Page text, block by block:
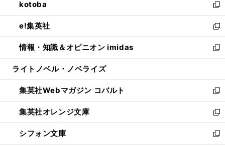
く
で
開
く
ド
ウ
で
開
く
ィ
ン
ド
ウ
で
開
い
ウ
ィ
ン
ド
ウ
開
く
kotoba
新
し
い
ウ
ィ
ン
ウ
で
開
く
e!集英社
新
し
い
ウ
ン
ド
ウ
で
開
く
情報・知識＆オピニオン imidas
新
し
ウ
ィ
ン
ド
ウ
で
開
ライトノベル・ノベライズ
集英社Webマガジン コバルト
新
し
い
ウ
ィ
集英社オレンジ文庫
新
し
い
シフォン文庫
新